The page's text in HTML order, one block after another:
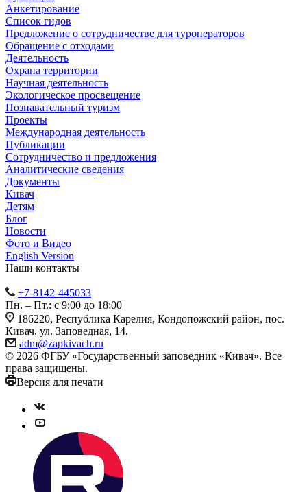
Анкетирование
Список гидов
Предложение о сотрудничестве для туроператоров
Обращение с отходами
Деятельность
Охрана территории
Научная деятельность
Экологическое просвещение
Познавательный туризм
Проекты
Международная деятельность
Публикации
Сотрудничество и предложения
Аналитические сведения
Документы
Кивач
Детям
Блог
Новости
Фото и Видео
English Version
Наши контакты
+7-8142-445033
Пн. – Пт.: с 9:00 до 18:00
186220, Республика Карелия, Кондопожский район, пос.
Кивач, ул. Заповедная, 14.
adm@zapkivach.ru
© 2026 ФГБУ «Государственный заповедник «Кивач». Все
права защищены.
Версия для печати